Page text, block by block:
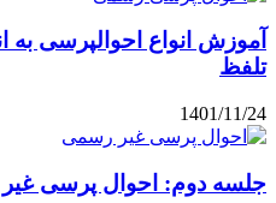
آموزش انواع احوالپرسی
تلفظ
1401/11/24
جلسه دوم: احوال پرسی